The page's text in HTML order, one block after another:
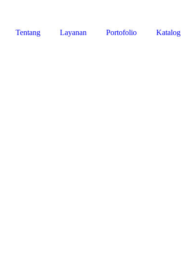
Tentang Layanan Portofolio Katalog